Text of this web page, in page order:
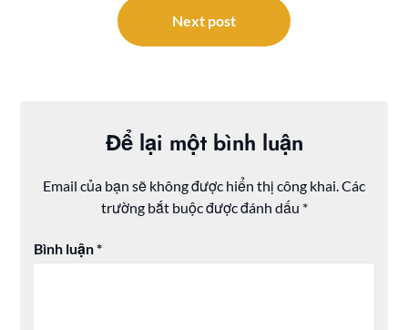
Next post
Để lại một bình luận
Email của bạn sẽ không được hiển thị công khai.Các
trường bắt buộc được đánh dấu *
Bình luận*